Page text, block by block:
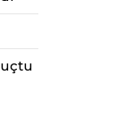
uçtu